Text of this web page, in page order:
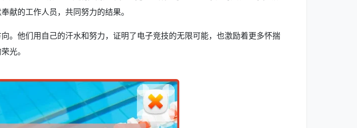
献的工作人员，共同努力的结果。
。他们用自己的汗水和努力，证明了电子竞技的无限可能，也激励着更多怀揣
光。